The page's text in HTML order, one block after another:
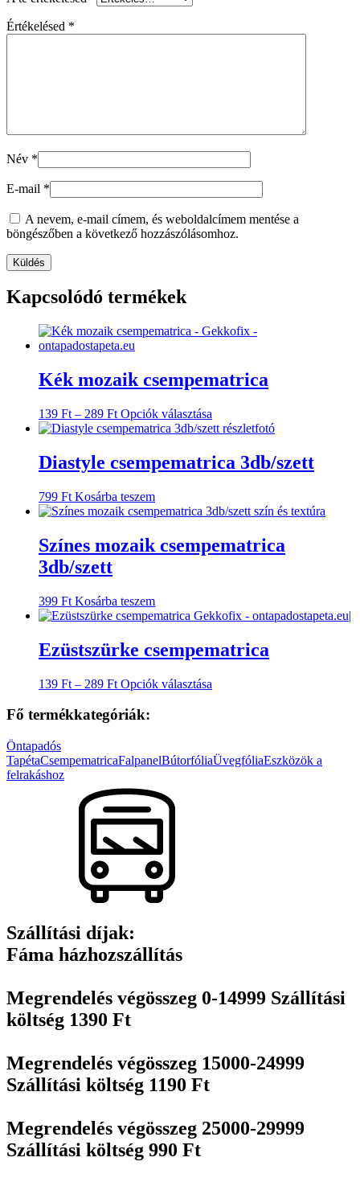
Értékelésed *
Név *
E-mail *
A nevem, e-mail címem, és weboldalcímem mentése a
böngészőben a következő hozzászólásomhoz.
Kapcsolódó termékek
Kék mozaik csempematrica
139 Ft – 289 FtÁrtartomány:
139 Ft
Opciók választása
a
több
variációja
változatok
termékoldalon
választhatók
Diastyle csempematrica 3db/szett
799 Ft Kosárba teszem
Színes mozaik csempematrica
3db/szett
399 Ft Kosárba teszem
Ezüstszürke csempematrica
139 Ft – 289 FtÁrtartomány:
-
Opciók választása
van.
A
Fő termékkategóriák:
Öntapadós
TapétaCsempematricaFalpanelBútorfóliaÜvegfóliaEszközök a
felrakáshoz
Szállítási díjak:
Fáma házhozszállítás
Megrendelés végösszeg 0-14999 Szállítási
költség 1390 Ft
Megrendelés végösszeg 15000-24999
Szállítási költség 1190 Ft
Megrendelés végösszeg 25000-29999
Szállítási költség 990 Ft